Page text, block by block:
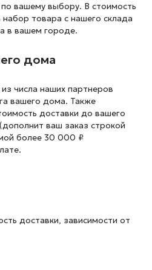
вашему выбору. В стоимость
товара с нашего склада
в вашем городе.
дома
числа наших партнеров
вашего дома. Также
доставки до вашего
ваш заказ строкой
более 30 000 ₽
доставки, зависимости от